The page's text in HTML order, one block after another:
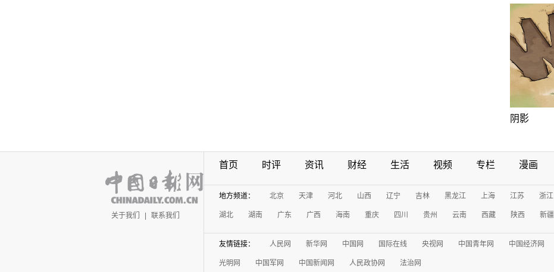
阴影
关于我们 | 联系我们
首页 时评 资讯 财经 生活 视频 专栏 漫画
地方频道： 北京 天津 河北 山西 辽宁 吉林 黑龙江 上海 江苏 浙江
湖北 湖南 广东 广西 海南 重庆 四川 贵州 云南 西藏 陕西 新疆
友情链接： 人民网 新华网 中国网 国际在线 央视网 中国青年网 中国经济网
光明网 中国军网 中国新闻网 人民政协网 法治网